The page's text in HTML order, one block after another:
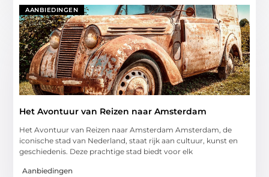
AANBIEDINGEN
Het Avontuur van Reizen naar Amsterdam
Het Avontuur van Reizen naar Amsterdam Amsterdam, de
iconische stad van Nederland, staat rijk aan cultuur, kunst en
geschiedenis. Deze prachtige stad biedt voor elk
Aanbiedingen